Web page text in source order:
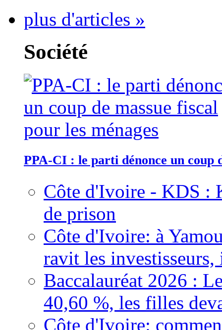
plus d'articles »
Société
PPA-CI : le parti dénonce un coup
Côte d'Ivoire - KDS :
de prison
Côte d'Ivoire: à
ravit les
Baccalauréat 2026 :
40,60 %, les filles
Côte d'Ivoire: